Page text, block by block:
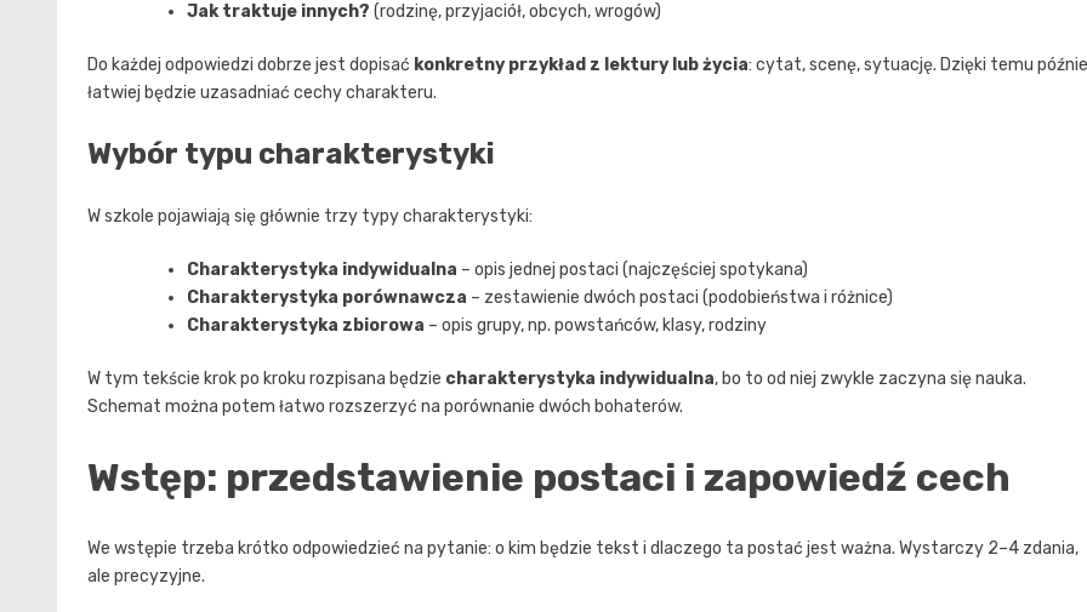
Jak traktuje innych? (rodzinę, przyjaciół, obcych, wrogów)
Do każdej odpowiedzi dobrze jest dopisać konkretny przykład z lektury lub życia: cytat, scenę, sytuację. Dzięki temu
łatwiej będzie uzasadniać cechy charakteru.
Wybór typu charakterystyki
W szkole pojawiają się głównie trzy typy charakterystyki:
Charakterystyka indywidualna – opis jednej postaci (najczęściej spotykana)
Charakterystyka porównawcza – zestawienie dwóch postaci (podobieństwa i różnice)
Charakterystyka zbiorowa – opis grupy, np. powstańców, klasy, rodziny
W tym tekście krok po kroku rozpisana będzie charakterystyka indywidualna, bo to od niej zwykle zaczyna się nauka.
Schemat można potem łatwo rozszerzyć na porównanie dwóch bohaterów.
Wstęp: przedstawienie postaci i zapowiedź cech
We wstępie trzeba krótko odpowiedzieć na pytanie: o kim będzie tekst i dlaczego ta postać jest ważna. Wystarczy 2–4 zdania,
ale precyzyjne.